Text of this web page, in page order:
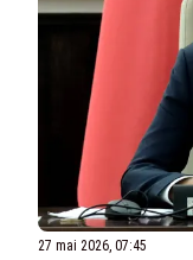
27 mai 2026, 07:45